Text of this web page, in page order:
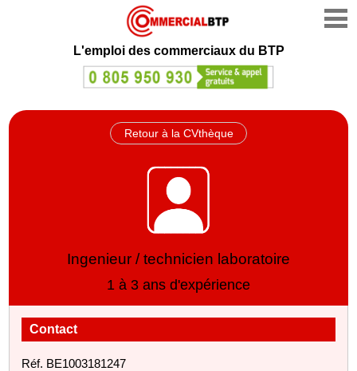
L'emploi des commerciaux du BTP
Retour à la CVthèque
Ingenieur / technicien laboratoire
1 à 3 ans d'expérience
Contact
Réf. BE1003181247